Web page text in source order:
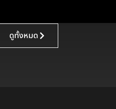
ดูทั้งหมด